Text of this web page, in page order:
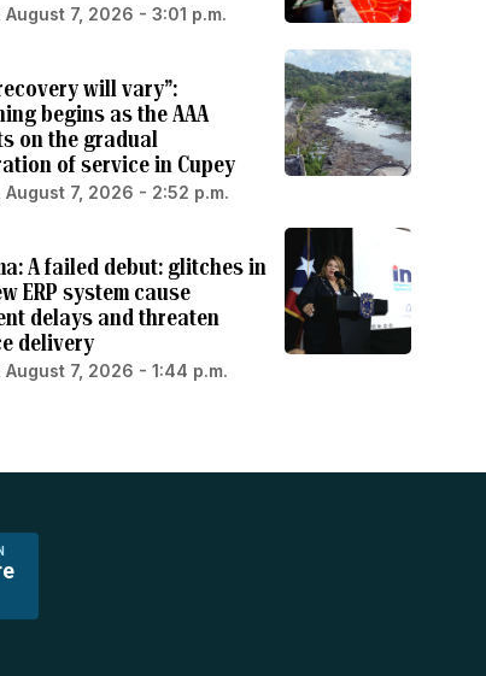
August 7, 2026 - 3:01 p.m.
will vary”:
begins as the AAA
on the gradual
of service in Cupey
August 7, 2026 - 2:52 p.m.
A failed debut: glitches in
ERP system cause
delays and threaten
delivery
August 7, 2026 - 1:44 p.m.